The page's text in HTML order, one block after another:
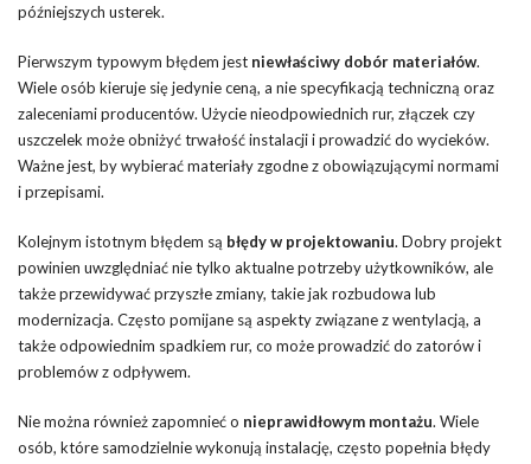
późniejszych usterek.
Pierwszym typowym błędem jest niewłaściwy dobór materiałów.
Wiele osób kieruje się jedynie ceną, a nie specyfikacją techniczną oraz
zaleceniami producentów. Użycie nieodpowiednich rur, złączek czy
uszczelek może obniżyć trwałość instalacji i prowadzić do wycieków.
Ważne jest, by wybierać materiały zgodne z obowiązującymi normami
i przepisami.
Kolejnym istotnym błędem są błędy w projektowaniu. Dobry projekt
powinien uwzględniać nie tylko aktualne potrzeby użytkowników, ale
także przewidywać przyszłe zmiany, takie jak rozbudowa lub
modernizacja. Często pomijane są aspekty związane z wentylacją, a
także odpowiednim spadkiem rur, co może prowadzić do zatorów i
problemów z odpływem.
Nie można również zapomnieć o nieprawidłowym montażu. Wiele
osób, które samodzielnie wykonują instalację, często popełnia błędy